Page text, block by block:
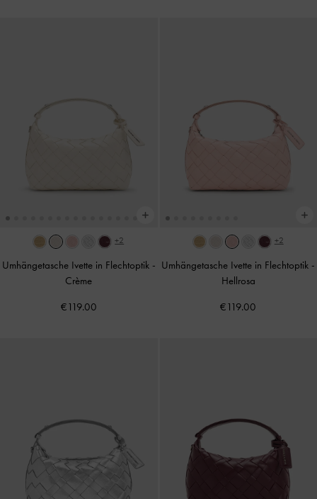
+2
Umhängetasche Ivette in Flechtoptik -
Crème
€119.00
+2
Umhängetasche Ivette in Flechtoptik -
Hellrosa
€119.00